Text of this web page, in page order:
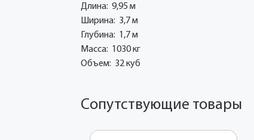
Длина: 9,95 м
Ширина: 3,7 м
Глубина: 1,7 м
Масса: 1030 кг
Объем: 32 куб
Сопутствующие товары